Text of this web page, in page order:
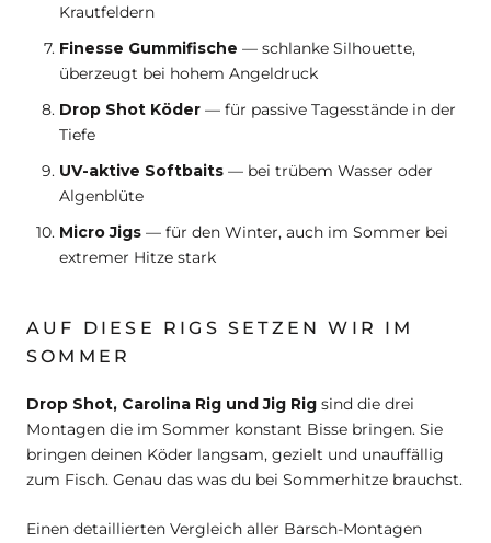
Krautfeldern
Finesse Gummifische — schlanke Silhouette,
überzeugt bei hohem Angeldruck
Drop Shot Köder — für passive Tagesstände in der
Tiefe
UV-aktive Softbaits — bei trübem Wasser oder
Algenblüte
Micro Jigs — für den Winter, auch im Sommer bei
extremer Hitze stark
AUF DIESE RIGS SETZEN WIR IM
SOMMER
Drop Shot, Carolina Rig und Jig Rig sind die drei
Montagen die im Sommer konstant Bisse bringen. Sie
bringen deinen Köder langsam, gezielt und unauffällig
zum Fisch. Genau das was du bei Sommerhitze brauchst.
Einen detaillierten Vergleich aller Barsch-Montagen